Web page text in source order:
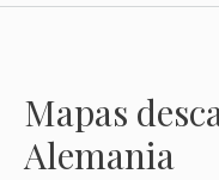
Mapas
Alemania